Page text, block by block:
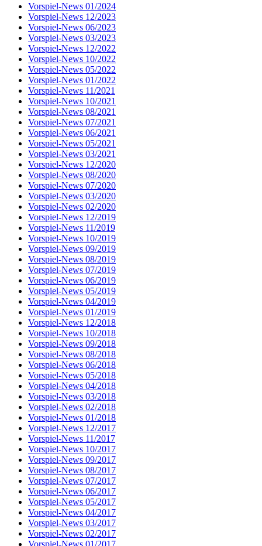
Vorspiel-News 01/2024
Vorspiel-News 12/2023
Vorspiel-News 06/2023
Vorspiel-News 03/2023
Vorspiel-News 12/2022
Vorspiel-News 10/2022
Vorspiel-News 05/2022
Vorspiel-News 01/2022
Vorspiel-News 11/2021
Vorspiel-News 10/2021
Vorspiel-News 08/2021
Vorspiel-News 07/2021
Vorspiel-News 06/2021
Vorspiel-News 05/2021
Vorspiel-News 03/2021
Vorspiel-News 12/2020
Vorspiel-News 08/2020
Vorspiel-News 07/2020
Vorspiel-News 03/2020
Vorspiel-News 02/2020
Vorspiel-News 12/2019
Vorspiel-News 11/2019
Vorspiel-News 10/2019
Vorspiel-News 09/2019
Vorspiel-News 08/2019
Vorspiel-News 07/2019
Vorspiel-News 06/2019
Vorspiel-News 05/2019
Vorspiel-News 04/2019
Vorspiel-News 01/2019
Vorspiel-News 12/2018
Vorspiel-News 10/2018
Vorspiel-News 09/2018
Vorspiel-News 08/2018
Vorspiel-News 06/2018
Vorspiel-News 05/2018
Vorspiel-News 04/2018
Vorspiel-News 03/2018
Vorspiel-News 02/2018
Vorspiel-News 01/2018
Vorspiel-News 12/2017
Vorspiel-News 11/2017
Vorspiel-News 10/2017
Vorspiel-News 09/2017
Vorspiel-News 08/2017
Vorspiel-News 07/2017
Vorspiel-News 06/2017
Vorspiel-News 05/2017
Vorspiel-News 04/2017
Vorspiel-News 03/2017
Vorspiel-News 02/2017
Vorspiel-News 01/2017